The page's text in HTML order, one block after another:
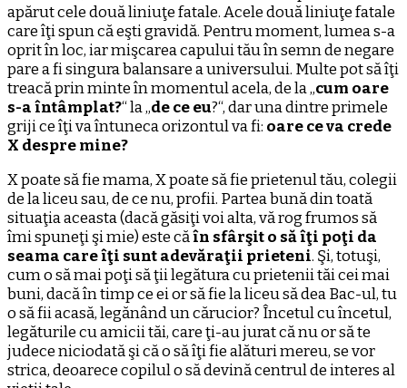
apărut cele două liniuţe fatale. Acele două liniuţe fatale
care îţi spun că eşti gravidă. Pentru moment, lumea s-a
oprit în loc, iar mişcarea capului tău în semn de negare
pare a fi singura balansare a universului. Multe pot să îţi
treacă prin minte în momentul acela, de la „cum oare
s-a întâmplat?“ la „de ce eu?“, dar una dintre primele
griji ce îţi va întuneca orizontul va fi: oare ce va crede
X despre mine?
X poate să fie mama, X poate să fie prietenul tău, colegii
de la liceu sau, de ce nu, profii. Partea bună din toată
situaţia aceasta (dacă găsiţi voi alta, vă rog frumos să
îmi spuneţi şi mie) este căîn sfârşit o să îţi poţi da
seama care îţi sunt adevăraţii prieteni. Şi, totuşi,
cum o să mai poţi să ţii legătura cu prietenii tăi cei mai
buni, dacă în timp ce ei or să fie la liceu să dea Bac-ul, tu
o să fii acasă, legănând un cărucior? Încetul cu încetul,
legăturile cu amicii tăi, care ţi-au jurat că nu or să te
judece niciodată şi că o să îţi fie alături mereu, se vor
strica, deoarece copilul o să devină centrul de interes al